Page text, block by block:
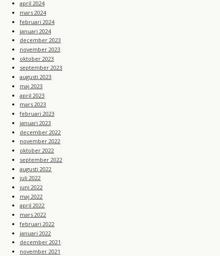
april 2024
mars 2024
februari 2024
januari 2024
december 2023
november 2023
oktober 2023
september 2023
augusti 2023
maj 2023
april 2023
mars 2023
februari 2023
januari 2023
december 2022
november 2022
oktober 2022
september 2022
augusti 2022
juli 2022
juni 2022
maj 2022
april 2022
mars 2022
februari 2022
januari 2022
december 2021
november 2021